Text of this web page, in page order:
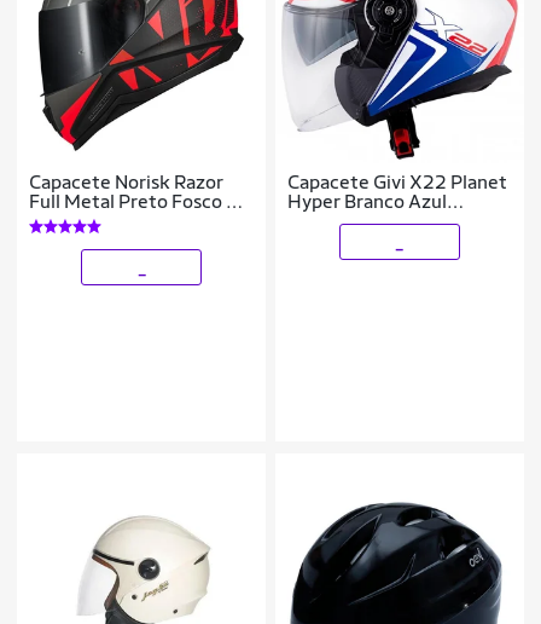
Capacete Norisk Razor
Full Metal Preto Fosco e
Vermelho
Capacete Givi X22 Planet
Hyper Branco Azul
Vermelho Tam 63